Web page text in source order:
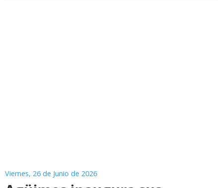
Viernes, 26 de Junio de 2026